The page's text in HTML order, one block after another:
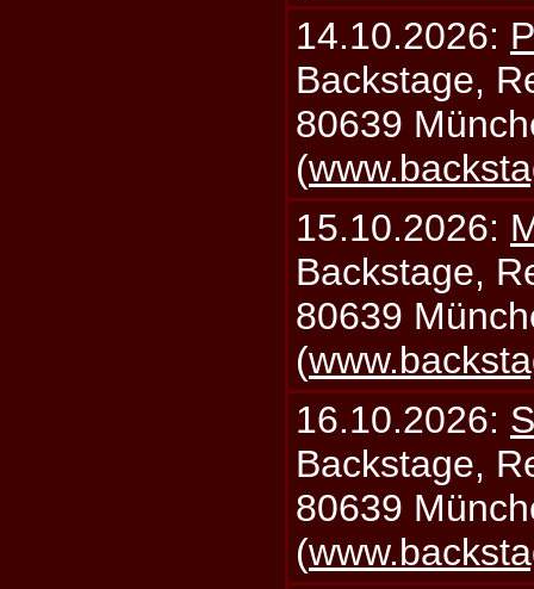
14.10.2026:
Backstage,
80639
(
15.10.2026:
Backstage,
80639
(
16.10.2026:
Backstage,
80639
(